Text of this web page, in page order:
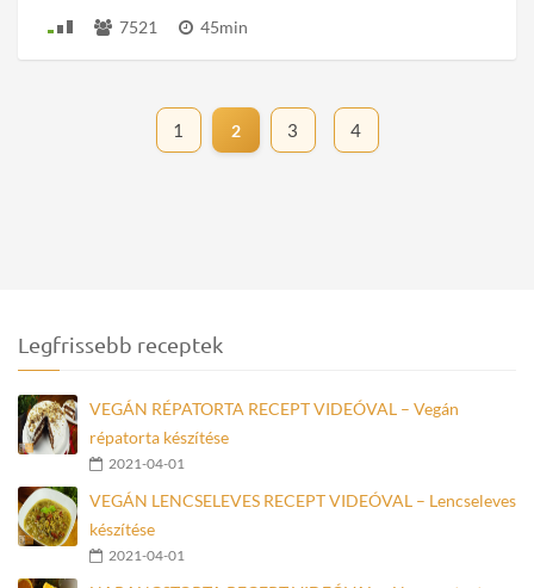
7521 45min
1 2 3 4
Legfrissebb receptek
VEGÁN RÉPATORTA RECEPT VIDEÓVAL – Vegán
répatorta készítése
2021-04-01
VEGÁN LENCSELEVES RECEPT VIDEÓVAL – Lencseleves
készítése
2021-04-01